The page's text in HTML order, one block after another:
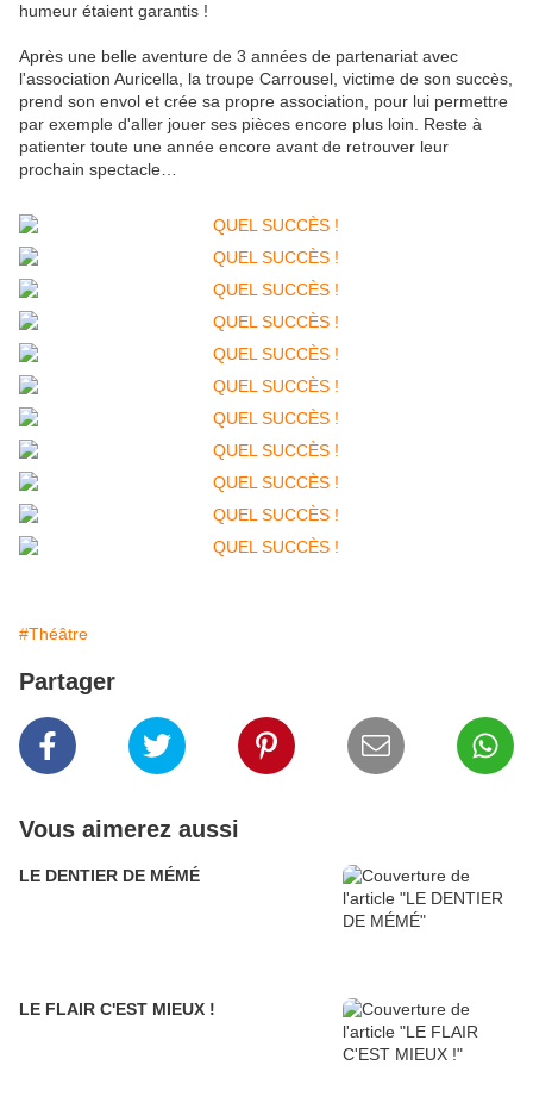
humeur étaient garantis !
Après une belle aventure de 3 années de partenariat avec
l'association Auricella, la troupe Carrousel, victime de son succès,
prend son envol et crée sa propre association, pour lui permettre
par exemple d'aller jouer ses pièces encore plus loin. Reste à
patienter toute une année encore avant de retrouver leur
prochain spectacle…
#Théâtre
Partager
Vous aimerez aussi
LE DENTIER DE MÉMÉ
LE FLAIR C'EST MIEUX !